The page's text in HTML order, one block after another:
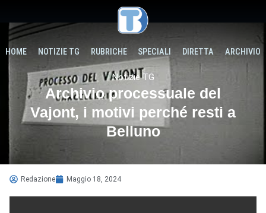
HOME NOTIZIE TG RUBRICHE SPECIALI DIRETTA ARCHIVIO
Notizie TG
Archivio processuale del
Vajont, i motivi perché resti a
Belluno
Redazione Maggio 18, 2024